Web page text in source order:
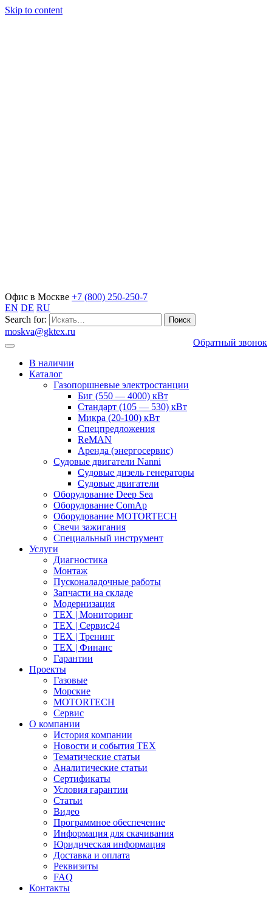
Skip to content
Офис в Москве +7 (800) 250-250-7
EN DE RU
Search for:
moskva@gktex.ru
Обратный звонок
В наличии
Каталог
Газопоршневые электростанции
Биг (550 — 4000) кВт
Стандарт (105 — 530) кВт
Микра (20-100) кВт
Спецпредложения
ReMAN
Аренда (энергосервис)
Судовые двигатели Nanni
Судовые дизель генераторы
Судовые двигатели
Оборудование Deep Sea
Оборудование ComAp
Оборудование MOTORTECH
Свечи зажигания
Специальный инструмент
Услуги
Диагностика
Монтаж
Пусконаладочные работы
Запчасти на складе
Модернизация
ТЕХ | Мониторинг
ТЕХ | Сервис24
ТЕХ | Тренинг
ТЕХ | Финанс
Гарантии
Проекты
Газовые
Морские
MOTORTECH
Сервис
О компании
История компании
Новости и события ТЕХ
Тематические статьи
Аналитические статьи
Сертификаты
Условия гарантии
Статьи
Видео
Программное обеспечение
Информация для скачивания
Юридическая информация
Доставка и оплата
Реквизиты
FAQ
Контакты